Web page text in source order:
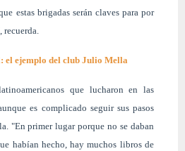
estas brigadas serán claves para por
recuerda.
el ejemplo del club Julio Mella
que lucharon en las
es complicado seguir sus pasos
"En primer lugar porque no se daban
habían hecho, hay muchos libros de